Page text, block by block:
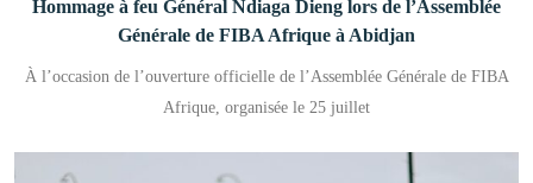
Hommage à feu Général Ndiaga Dieng lors de l’Assemblée
Générale de FIBA Afrique à Abidjan
À l’occasion de l’ouverture officielle de l’Assemblée Générale de FIBA
Afrique, organisée le 25 juillet